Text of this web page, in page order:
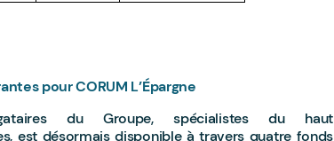
pour CORUM L’Épargne
du Groupe, spécialistes du haut
est désormais disponible à travers quatre fonds